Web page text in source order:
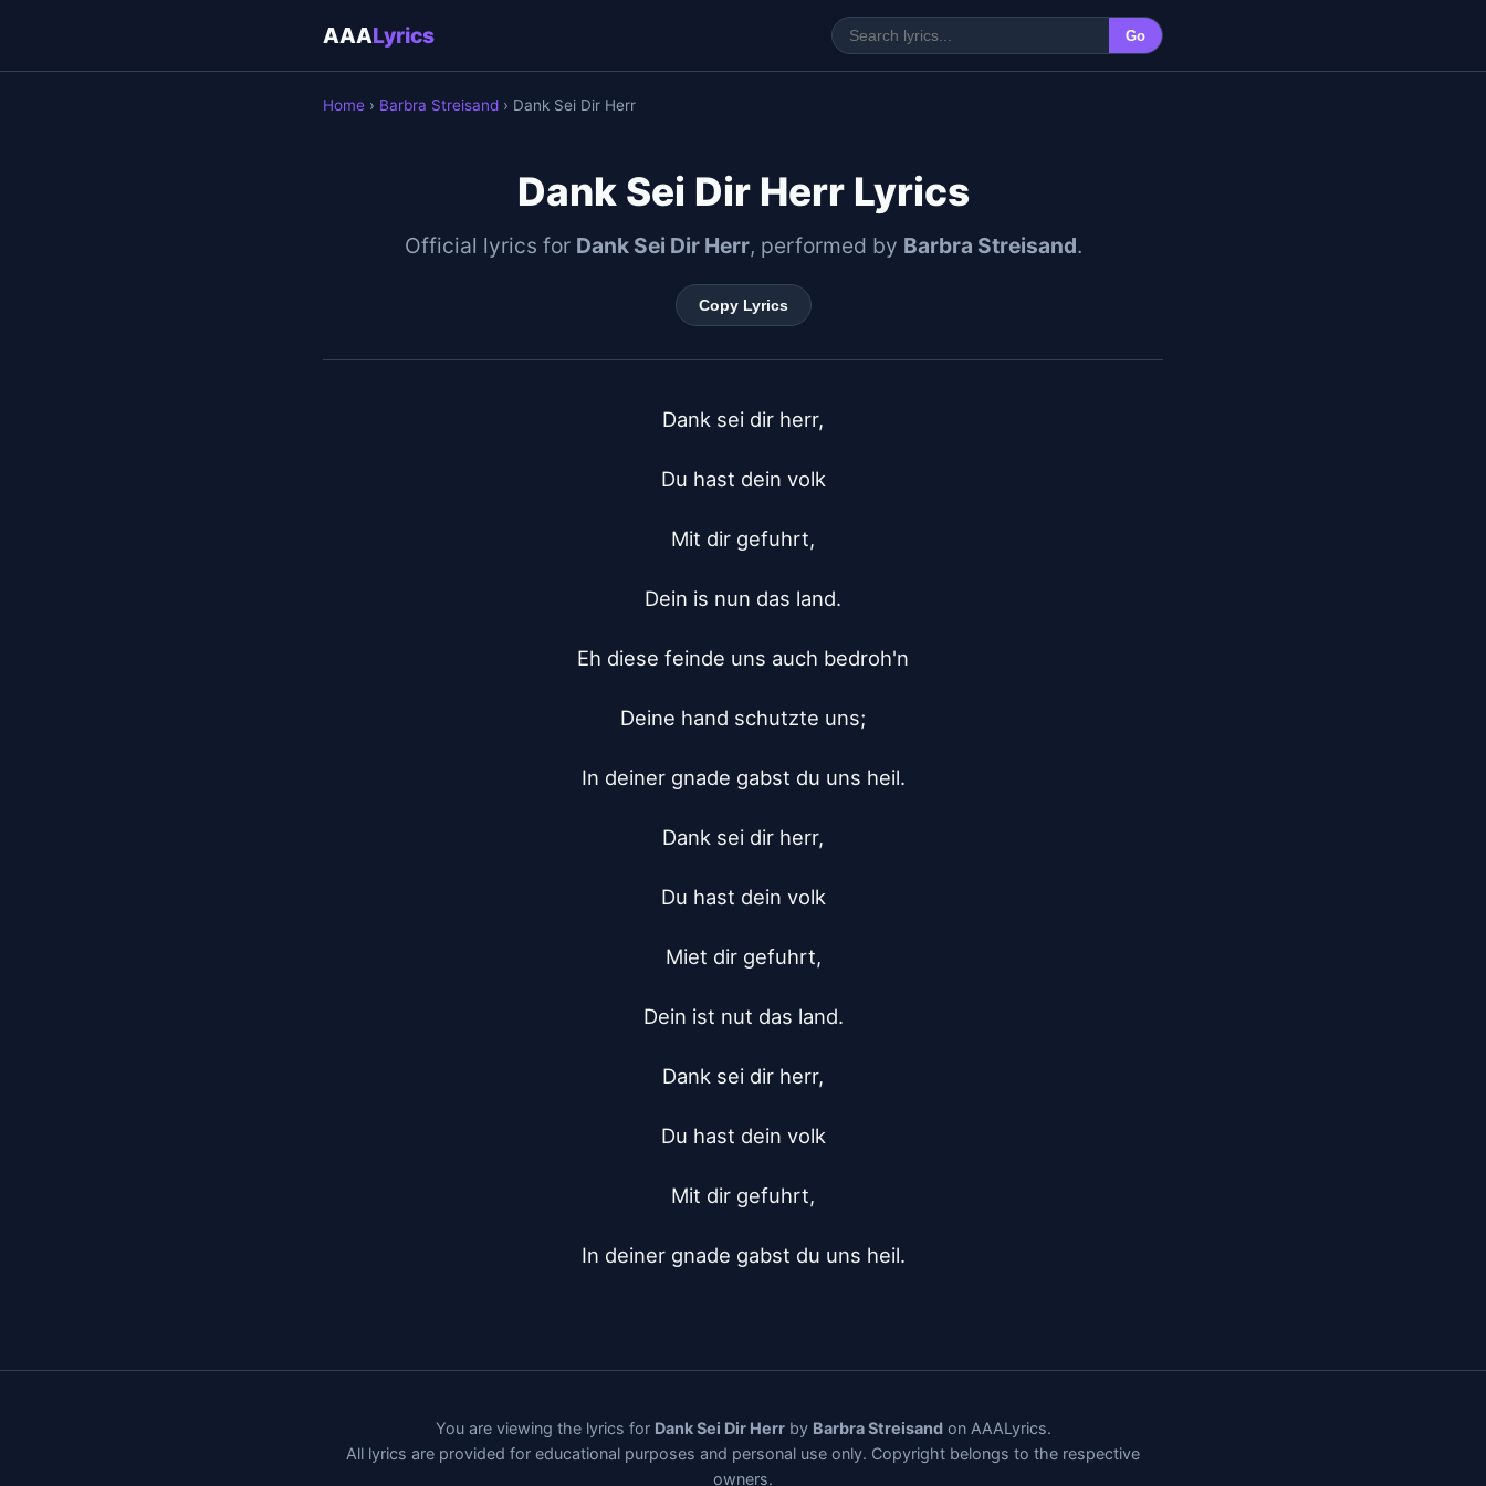
AAALyrics Go
Home › Barbra Streisand › Dank Sei Dir Herr
Dank Sei Dir Herr Lyrics
Official lyrics for Dank Sei Dir Herr, performed by Barbra Streisand.
Copy Lyrics
Dank sei dir herr,
Du hast dein volk
Mit dir gefuhrt,
Dein is nun das land.
Eh diese feinde uns auch bedroh'n
Deine hand schutzte uns;
In deiner gnade gabst du uns heil.
Dank sei dir herr,
Du hast dein volk
Miet dir gefuhrt,
Dein ist nut das land.
Dank sei dir herr,
Du hast dein volk
Mit dir gefuhrt,
In deiner gnade gabst du uns heil.
You are viewing the lyrics for Dank Sei Dir Herrby Barbra Streisandon AAALyrics.
All lyrics are provided for educational purposes and personal use only. Copyright belongs to the respective
owners.